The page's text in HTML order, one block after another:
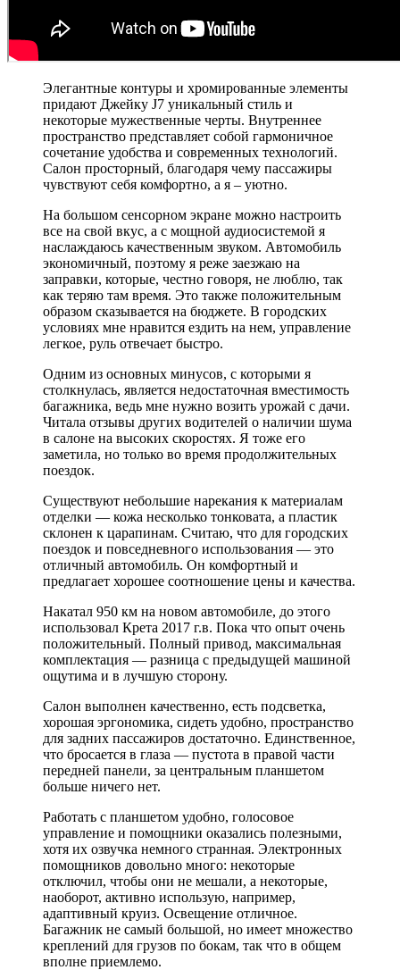
Элегантные контуры и хромированные элементы
придают Джейку J7 уникальный стиль и
некоторые мужественные черты. Внутреннее
пространство представляет собой гармоничное
сочетание удобства и современных технологий.
Салон просторный, благодаря чему пассажиры
чувствуют себя комфортно, а я – уютно.
На большом сенсорном экране можно настроить
все на свой вкус, а с мощной аудиосистемой я
наслаждаюсь качественным звуком. Автомобиль
экономичный, поэтому я реже заезжаю на
заправки, которые, честно говоря, не люблю, так
как теряю там время. Это также положительным
образом сказывается на бюджете. В городских
условиях мне нравится ездить на нем, управление
легкое, руль отвечает быстро.
Одним из основных минусов, с которыми я
столкнулась, является недостаточная вместимость
багажника, ведь мне нужно возить урожай с дачи.
Читала отзывы других водителей о наличии шума
в салоне на высоких скоростях. Я тоже его
заметила, но только во время продолжительных
поездок.
Существуют небольшие нарекания к материалам
отделки — кожа несколько тонковата, а пластик
склонен к царапинам. Считаю, что для городских
поездок и повседневного использования — это
отличный автомобиль. Он комфортный и
предлагает хорошее соотношение цены и качества.
Накатал 950 км на новом автомобиле, до этого
использовал Крета 2017 г.в. Пока что опыт очень
положительный. Полный привод, максимальная
комплектация — разница с предыдущей машиной
ощутима и в лучшую сторону.
Салон выполнен качественно, есть подсветка,
хорошая эргономика, сидеть удобно, пространство
для задних пассажиров достаточно. Единственное,
что бросается в глаза — пустота в правой части
передней панели, за центральным планшетом
больше ничего нет.
Работать с планшетом удобно, голосовое
управление и помощники оказались полезными,
хотя их озвучка немного странная. Электронных
помощников довольно много: некоторые
отключил, чтобы они не мешали, а некоторые,
наоборот, активно использую, например,
адаптивный круиз. Освещение отличное.
Багажник не самый большой, но имеет множество
креплений для грузов по бокам, так что в общем
вполне приемлемо.